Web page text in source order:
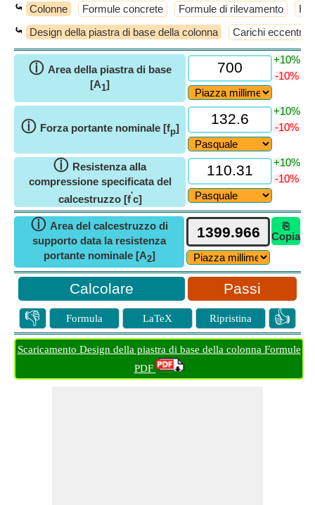
⤿ Colonne Formule concrete Formule di rilevamento
⤿ Design della piastra di base della colonna Carichi eccentrici
ⓘ Area della piastra di base
[A1]
+10%
-10%
ⓘ Forza portante nominale [fp]
+10%
-10%
ⓘ Resistenza alla
compressione specificata del
calcestruzzo [f'c]
+10%
-10%
ⓘ Area del calcestruzzo di
supporto data la resistenza
portante nominale [A2]
⎘
Copia
Passi
👎 Formula LaTeX Ripristina 👍
Scaricamento Design della piastra di base della colonna Formule
PDF